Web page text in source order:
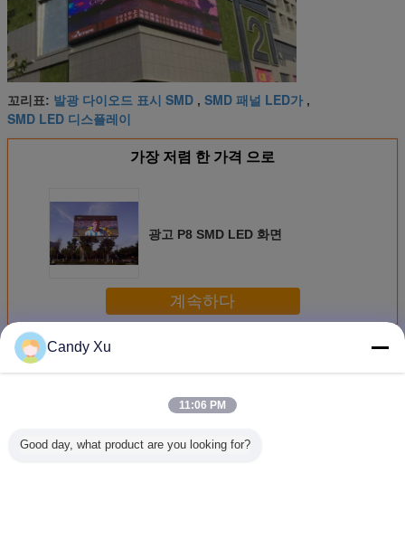
꼬리표: 발광 다이오드 표시 SMD , SMD 패널 LED가 ,
SMD LED 디스플레이
가장 저렴 한 가격 으로
광고 P8 SMD LED 화면
계속하다
더 많은 것Smd led 화면
방수 옥외 SMD
선명한 SMD LED
Candy Xu
11:06 PM
Good day, what product are you looking for?